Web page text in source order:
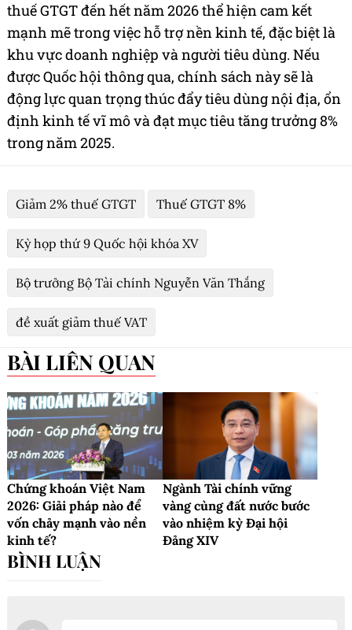
thuế GTGT đến hết năm 2026 thể hiện cam kết
mạnh mẽ trong việc hỗ trợ nền kinh tế, đặc biệt là
khu vực doanh nghiệp và người tiêu dùng. Nếu
được Quốc hội thông qua, chính sách này sẽ là
động lực quan trọng thúc đẩy tiêu dùng nội địa, ổn
định kinh tế vĩ mô và đạt mục tiêu tăng trưởng 8%
trong năm 2025.
Giảm 2% thuế GTGT Thuế GTGT 8%
Kỳ họp thứ 9 Quốc hội khóa XV
Bộ trưởng Bộ Tài chính Nguyễn Văn Thắng
đề xuất giảm thuế VAT
BÀI LIÊN QUAN
Chứng khoán Việt Nam
2026: Giải pháp nào để
vốn chảy mạnh vào nền
kinh tế?
Ngành Tài chính vững
vàng cùng đất nước bước
vào nhiệm kỳ Đại hội
Đảng XIV